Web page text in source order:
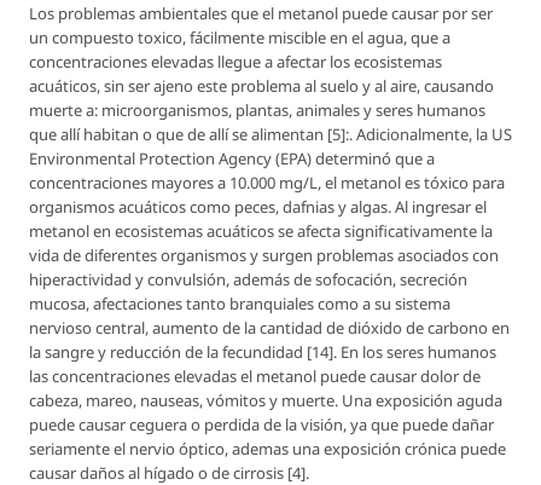
Los problemas ambientales que el metanol puede causar por ser
un compuesto toxico, fácilmente miscible en el agua, que a
concentraciones elevadas llegue a afectar los ecosistemas
acuáticos, sin ser ajeno este problema al suelo y al aire, causando
muerte a: microorganismos, plantas, animales y seres humanos
que allí habitan o que de allí se alimentan [5]:. Adicionalmente, la US
Environmental Protection Agency (EPA) determinó que a
concentraciones mayores a 10.000 mg/L, el metanol es tóxico para
organismos acuáticos como peces, dafnias y algas. Al ingresar el
metanol en ecosistemas acuáticos se afecta significativamente la
vida de diferentes organismos y surgen problemas asociados con
hiperactividad y convulsión, además de sofocación, secreción
mucosa, afectaciones tanto branquiales como a su sistema
nervioso central, aumento de la cantidad de dióxido de carbono en
la sangre y reducción de la fecundidad [14]. En los seres humanos
las concentraciones elevadas el metanol puede causar dolor de
cabeza, mareo, nauseas, vómitos y muerte. Una exposición aguda
puede causar ceguera o perdida de la visión, ya que puede dañar
seriamente el nervio óptico, ademas una exposición crónica puede
causar daños al hígado o de cirrosis [4].